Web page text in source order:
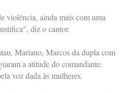
violência, ainda mais com uma
diz o cantor.
Mariano, Marcos da dupla com
a atitude do comandante.
voz dada às mulheres.